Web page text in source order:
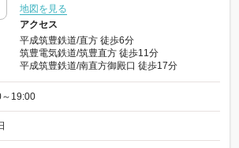
地図を見る
アクセス
平成筑豊鉄道/直方 徒歩6分
筑豊電気鉄道/筑豊直方 徒歩11分
平成筑豊鉄道/南直方御殿口 徒歩17分
19:00